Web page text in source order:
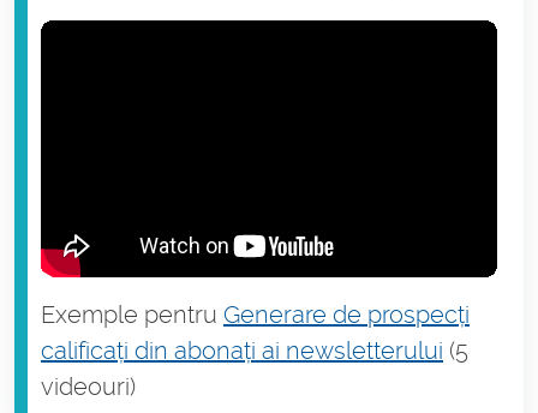
Exemple pentru Generare de prospecți
calificați din abonați ai newsletterului (5
videouri)